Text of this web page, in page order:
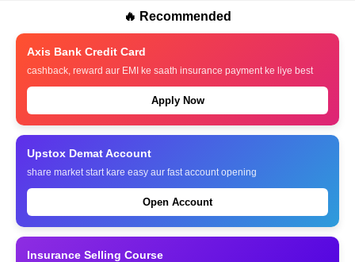
🔥 Recommended
Axis Bank Credit Card
cashback, reward aur EMI ke saath insurance payment ke liye best
Apply Now
Upstox Demat Account
share market start kare easy aur fast account opening
Open Account
Insurance Selling Course